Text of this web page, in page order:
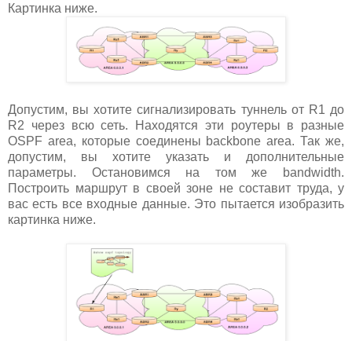
Картинка ниже.
Допустим, вы хотите сигнализировать туннель от R1 до
R2 через всю сеть. Находятся эти роутеры в разные
OSPF area, которые соединены backbone area. Так же,
допустим, вы хотите указать и дополнительные
параметры. Остановимся на том же bandwidth.
Построить маршрут в своей зоне не составит труда, у
вас есть все входные данные. Это пытается изобразить
картинка ниже.